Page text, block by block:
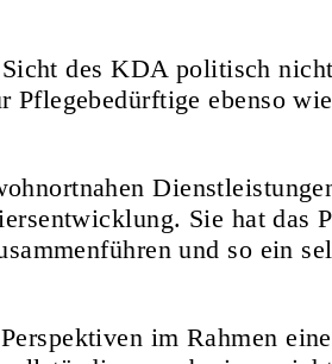
des KDA politisch
Pflegebedürftige ebenso
Sie hat das
und so ein
im Rahmen